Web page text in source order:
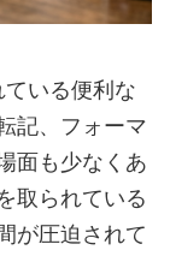
いる便利な
記、フォーマ
面も少なくあ
取られている
が圧迫されて